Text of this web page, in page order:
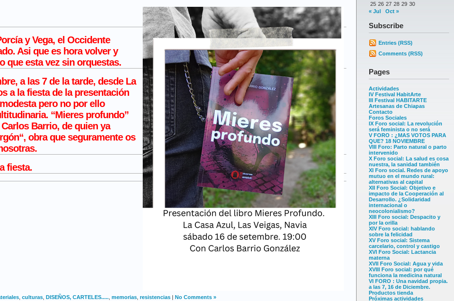
25 26 27 28 29 30
« Jul
Oct »
Subscribe
Entries (RSS)
Comments (RSS)
Pages
Actividades
IV Festival HabitArte
III Festival HABITARTE
Artesanas de Chiapas
Contacto
Foros Sociales
IX Foro social: La revolución
será feminista o no será
V FORO : ¿MAS VOTOS PARA
QUE? 18 NOVIEMBRE
VIII Foro: Parto natural o parto
intervenido
X Foro social: La salud es cosa
nuestra, la sanidad también
XI Foro social. Redes de apoyo
mutuo en el mundo rural:
alternativas al capital
XII Foro Social: Objetivo e
impacto de la Cooperación al
Desarrollo. ¿Solidaridad
internacional o
neocolonialismo?
XIII Foro social: Despacito y
por la orilla
XIV Foro social: hablando
sobre la felicidad
XV Foro social: Sistema
carcelario, control y castigo
XVI Foro Social: Lactancia
materna
XVII Foro Social: Agua y vida
XVIII Foro social: por qué
funciona la medicina natural
VI FORO : Una navidad propia.
a las 7, 16 de Diciembre.
Productos tienda
Próximas actividades
y Vega, el Occidente
Asi que es hora volver y
que esta vez sin orquestas.
, a las7 de la tarde, desde La
a la fiesta de lapresentación
pero no por ello
“Mieres profundo”
Carlos Barrio, de quien ya
“, obra que seguramente os
fiesta.
culturas DISEÑOS, CARTELES..... memorias resistencias | No Comments »